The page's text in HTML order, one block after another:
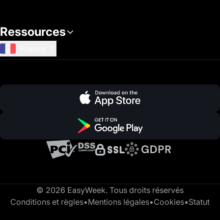
Ressources
© 2026 EasyWeek. Tous droits réservés
Conditions et règles•Mentions légales•Cookies•Statut